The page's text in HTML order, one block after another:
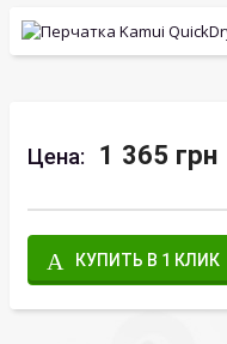
Цена: 1 365 грн
КУПИТЬ В 1 КЛИК